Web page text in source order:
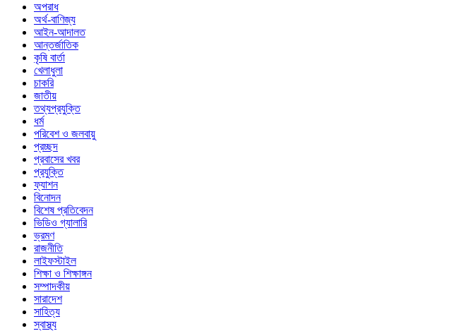
অপরাধ
অর্থ-বাণিজ্য
আইন-আদালত
আন্তর্জাতিক
কৃষি বার্তা
খেলাধুলা
চাকরি
জাতীয়
তথ্যপ্রযুক্তি
ধর্ম
পরিবেশ ও জলবায়ু
প্রচ্ছদ
প্রবাসের খবর
প্রযুক্তি
ফ্যাশন
বিনোদন
বিশেষ প্রতিবেদন
ভিডিও গ্যালারি
ভ্রমণ
রাজনীতি
লাইফস্টাইল
শিক্ষা ও শিক্ষাঙ্গন
সম্পাদকীয়
সারাদেশ
সাহিত্য
স্বাস্থ্য